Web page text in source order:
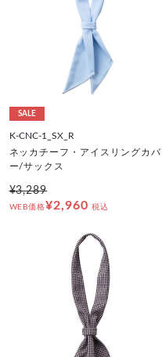
SALE
K-CNC-1_SX_R
ネッカチーフ・アイスリングカバ
ー/サックス
¥3,289
WEB価格¥2,960 税込